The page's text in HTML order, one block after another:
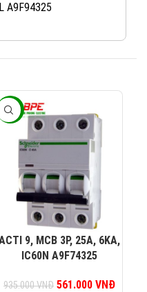
A9F94325
hiện tại là:
-40%
9, MCB 3P, 25A, 6KA,
IC60N A9F74325
935.000VNĐ
Giá gốc là:
561.000 VNĐ
1: 082 234 2688
2: 0965 101 613